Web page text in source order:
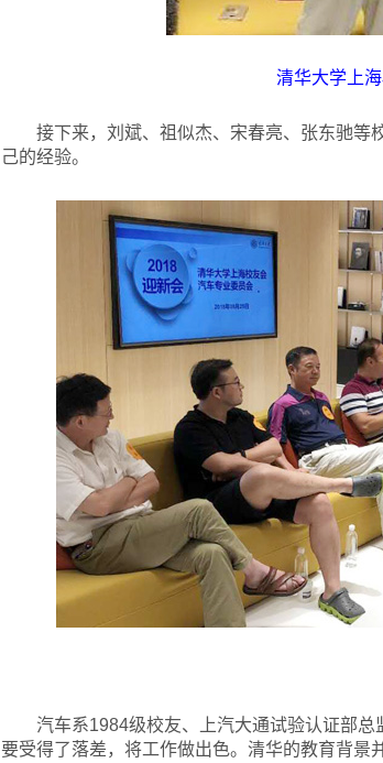
清华大学上
接下来，刘斌、祖似杰、宋春亮、张东驰等
己的经验。
汽车系1984级校友、上汽大通试验认证部
要受得了落差，将工作做出色。清华的教育背景